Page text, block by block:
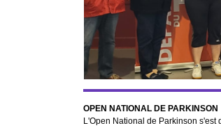
OPEN NATIONAL DE PARKINSON
L'Open National de Parkinson